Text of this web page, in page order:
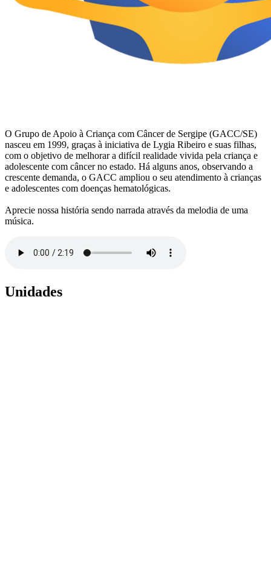
O Grupo de Apoio à Criança com Câncer de Sergipe (GACC/SE)
nasceu em 1999, graças à iniciativa de Lygia Ribeiro e suas filhas,
com o objetivo de melhorar a difícil realidade vivida pela criança e
adolescente com câncer no estado. Há alguns anos, observando a
crescente demanda, o GACC ampliou o seu atendimento à crianças
e adolescentes com doenças hematológicas.
Aprecie nossa história sendo narrada através da melodia de uma
música.
Unidades